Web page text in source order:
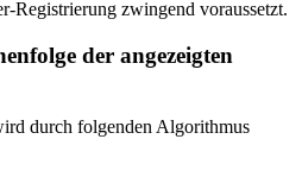
Registrierung zwingend voraussetzt.
der angezeigten
durch folgenden Algorithmus